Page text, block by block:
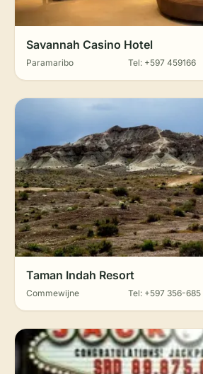
Savannah Casino Hotel
Paramaribo Tel: +597 459166
Taman Indah Resort
Commewijne Tel: +597 356-685